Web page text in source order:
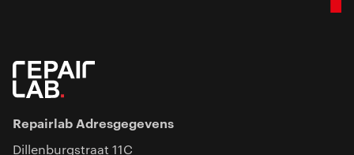
Repairlab Adresgegevens
Dillenburgstraat 11C